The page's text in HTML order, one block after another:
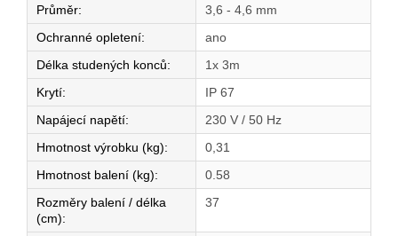
Průměr:
3,6 - 4,6 mm
Ochranné opletení:
ano
Délka studených konců:
1x 3m
Krytí:
IP 67
Napájecí napětí:
230 V / 50 Hz
Hmotnost výrobku (kg):
0,31
Hmotnost balení (kg):
0.58
Rozměry balení / délka
(cm):
37